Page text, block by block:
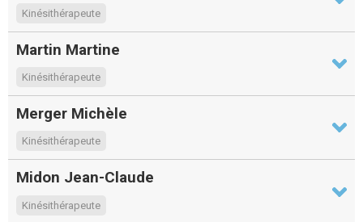
Kinésithérapeute
Martin Martine
Kinésithérapeute
Merger Michèle
Kinésithérapeute
Midon Jean-Claude
Kinésithérapeute